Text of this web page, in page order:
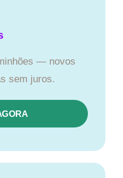
— novos
sem juros.